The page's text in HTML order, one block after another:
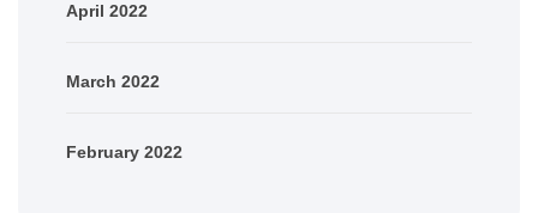
April 2022
March 2022
February 2022